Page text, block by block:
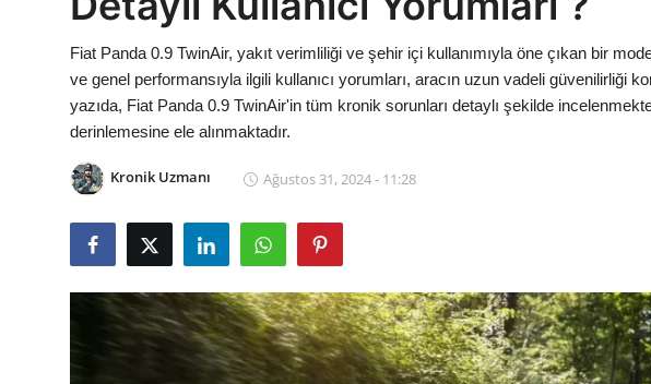
Sigorta & Kasko
Vergi & ÖTV & MTV
Muayene & Ruhsat
Sorgulamalar
İkinci El & Alım-Satım
Bakım & Arıza Çözümleri
Elektrikli & Hibrit
Fiat Panda 0.9 TwinAir, yakıt verimliliği ve şehir içi kullanımıyla öne çıkan bir
ve genel performansıyla ilgili kullanıcı yorumları, aracın uzun vadeli güvenilirliği
yazıda, Fiat Panda 0.9 TwinAir'in tüm kronik sorunları detaylı şekilde
derinlemesine ele alınmaktadır.
Kronik Uzmanı Ağustos 31, 2024 - 11:28